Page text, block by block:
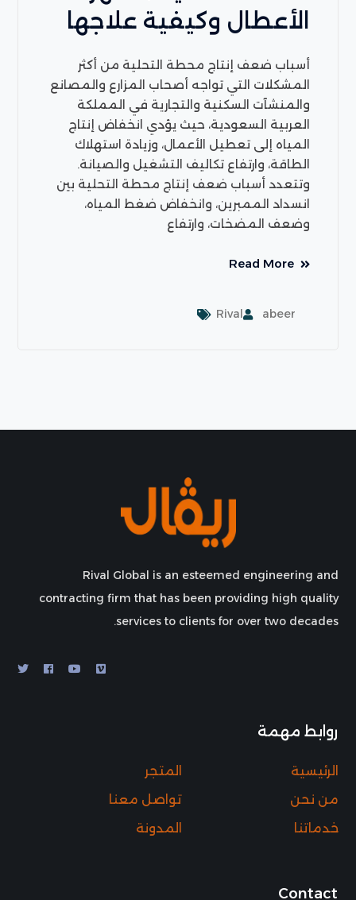
الأعطال وكيفية علاجها
أسباب ضعف إنتاج محطة التحلية من أكثر
المشكلات التي تواجه أصحاب المزارع والمصانع
والمنشآت السكنية والتجارية في المملكة
العربية السعودية، حيث يؤدي انخفاض إنتاج
المياه إلى تعطيل الأعمال، وزيادة استهلاك
الطاقة، وارتفاع تكاليف التشغيل والصيانة.
وتتعدد أسباب ضعف إنتاج محطة التحلية بين
انسداد الممبرين، وانخفاض ضغط المياه،
وضعف المضخات، وارتفاع
Read More
abeer
Rival
Rival Global is an esteemed engineering and
contracting firm that has been providing high quality
services to clients for over two decades.
روابط مهمة
المتجر
الرئيسية
تواصل معنا
من نحن
المدونة
خدماتنا
Contact